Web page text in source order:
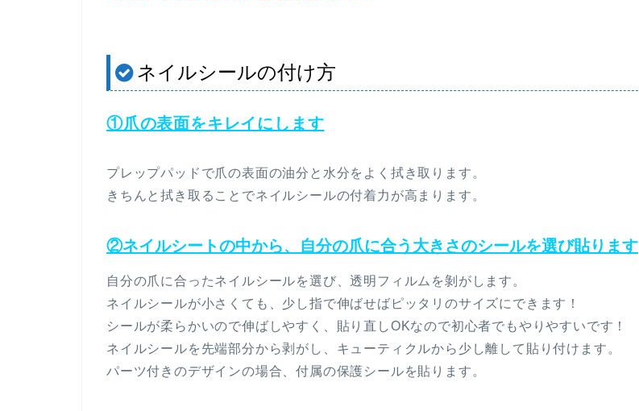
ネイルシールの付け方
①爪の表面をキレイにします
プレップパッドで爪の表面の油分と水分をよく拭き取ります。
きちんと拭き取ることでネイルシールの付着力が高まります。
②ネイルシートの中から、自分の爪に合う大きさのシールを選び貼ります
自分の爪に合ったネイルシールを選び、透明フィルムを剝がします。
ネイルシールが小さくても、少し指で伸ばせばピッタリのサイズにできます！
シールが柔らかいので伸ばしやすく、貼り直しOKなので初心者でもやりやすいです！
ネイルシールを先端部分から剥がし、キューティクルから少し離して貼り付けます。
パーツ付きのデザインの場合、付属の保護シールを貼ります。